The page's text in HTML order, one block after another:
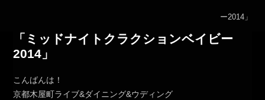
ー2014」
「ミッドナイトクラクションベイビー
2014」
こんばんは！
京都木屋町ライブ&ダイニング&ウディング